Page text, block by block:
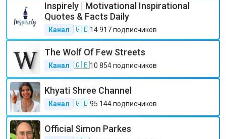
Inspirely | Motivational Inspirational
Quotes & Facts Daily
Канал 🇬🇧14 917подписчиков
The Wolf Of Few Streets
Канал 🇬🇧10 854подписчиков
Khyati Shree Channel
Канал 🇬🇧95 144подписчиков
Official Simon Parkes